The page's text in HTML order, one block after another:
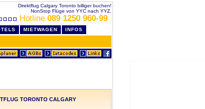
Direktflug Calgary Toronto billiger buchen!
NonStop Flüge von YYC nach YYZ.
Hotline 089 1250 960-99
MIETWAGEN INFOS
TORONTO CALGARY